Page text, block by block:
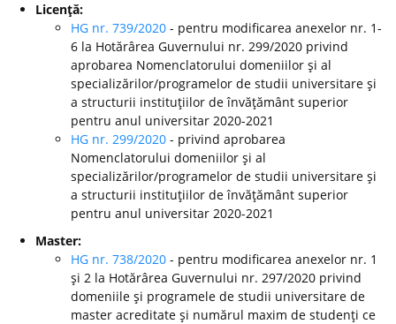
Licenţă:
HG nr. 739/2020 - pentru modificarea anexelor nr. 1-
6 la Hotărârea Guvernului nr. 299/2020 privind
aprobarea Nomenclatorului domeniilor şi al
specializărilor/programelor de studii universitare şi
a structurii instituţiilor de învăţământ superior
pentru anul universitar 2020-2021
HG nr. 299/2020 - privind aprobarea
Nomenclatorului domeniilor şi al
specializărilor/programelor de studii universitare şi
a structurii instituţiilor de învăţământ superior
pentru anul universitar 2020-2021
Master:
HG nr. 738/2020 - pentru modificarea anexelor nr. 1
şi 2 la Hotărârea Guvernului nr. 297/2020 privind
domeniile şi programele de studii universitare de
master acreditate şi numărul maxim de studenţi ce